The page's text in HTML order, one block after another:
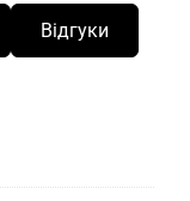
Відгуки